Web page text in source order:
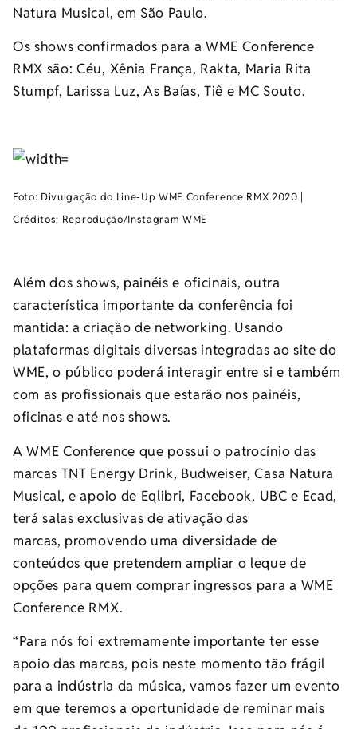
Natura Musical, em São Paulo.
Os shows confirmados para a WME Conference
RMX são: Céu, Xênia França, Rakta, Maria Rita
Stumpf, Larissa Luz, As Baías, Tiê e MC Souto.
Foto: Divulgação do Line-Up WME Conference RMX 2020 |
Créditos: Reprodução/Instagram WME
Além dos shows, painéis e oficinais, outra
característica importante da conferência foi
mantida: a criação de networking. Usando
plataformas digitais diversas integradas ao site do
WME, o público poderá interagir entre si e também
com as profissionais que estarão nos painéis,
oficinas e até nos shows.
A WME Conference que possui o patrocínio das
marcas TNT Energy Drink, Budweiser, Casa Natura
Musical, e apoio de Eqlibri, Facebook, UBC e Ecad,
terá salas exclusivas de ativação das
marcas, promovendo uma diversidade de
conteúdos que pretendem ampliar o leque de
opções para quem comprar ingressos para a WME
Conference RMX.
“Para nós foi extremamente importante ter esse
apoio das marcas, pois neste momento tão frágil
para a indústria da música, vamos fazer um evento
em que teremos a oportunidade de reminar mais